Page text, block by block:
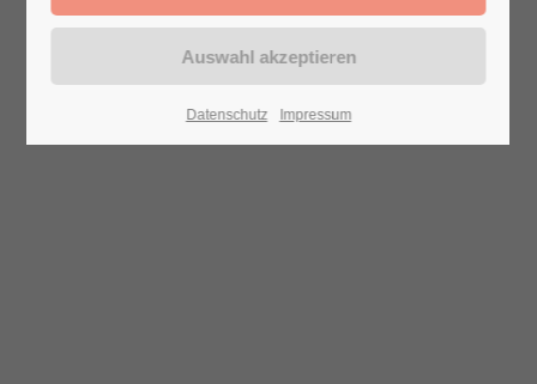
Datenschutz Impressum